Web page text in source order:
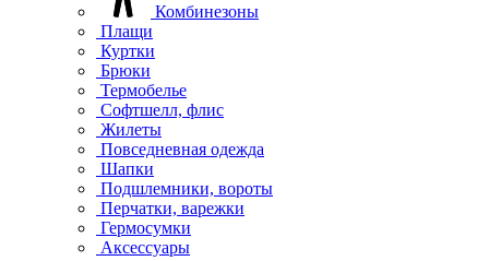
Комбинезоны
Плащи
Куртки
Брюки
Термобелье
Софтшелл, флис
Жилеты
Повседневная одежда
Шапки
Подшлемники, вороты
Перчатки, варежки
Гермосумки
Аксессуары